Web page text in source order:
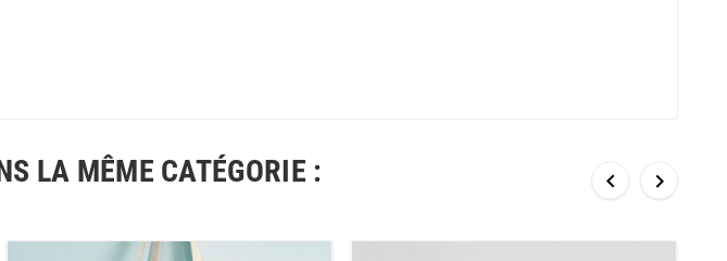
LA MÊME CATÉGORIE :  